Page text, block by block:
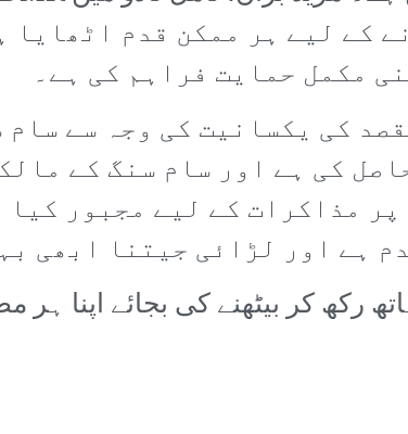
کے لیے ہر ممکن قدم اٹھایا
مکمل حمایت فراہم کی ہے۔
کی یکسانیت کی وجہ سے
کی ہے اور سام سنگ کے
پر مذاکرات کے لیے مجبور
ہے اور لڑائی جیتنا ابھی
رکھ کر بیٹھنے کی بجائے اپنا ہر